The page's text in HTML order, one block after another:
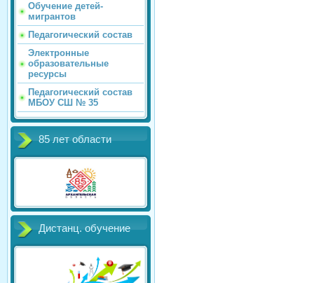
Обучение детей-
мигрантов
Педагогический состав
Электронные
образовательные
ресурсы
Педагогический состав
МБОУ СШ № 35
85 лет области
Дистанц. обучение